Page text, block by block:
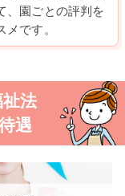
、園ごとの評判を
です。
祉法
遇